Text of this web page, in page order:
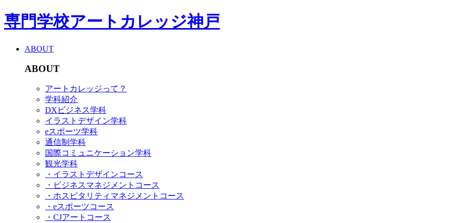
専門学校アートカレッジ神戸
ABOUT
ABOUT
アートカレッジって？
学科紹介
DXビジネス学科
イラストデザイン学科
eスポーツ学科
通信制学科
国際コミュニケーション学科
観光学科
・イラストデザインコース
・ビジネスマネジメントコース
・ホスピタリティマネジメントコース
・eスポーツコース
・CJアートコース